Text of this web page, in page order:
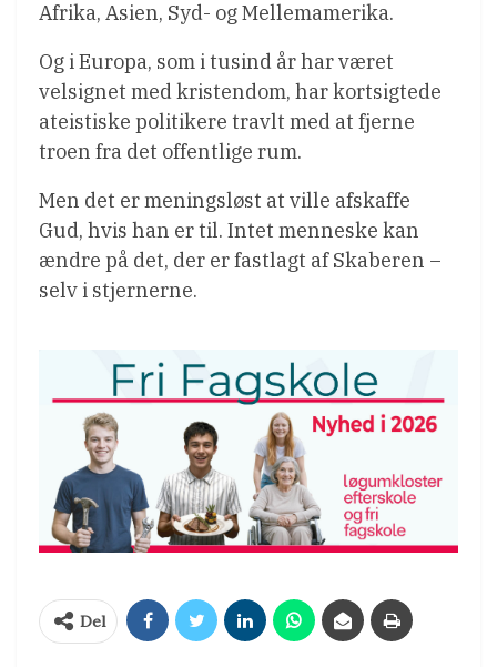
Afrika, Asien, Syd- og Mellemamerika.
Og i Europa, som i tusind år har været
velsignet med kristendom, har kortsigtede
ateistiske politikere travlt med at fjerne
troen fra det offentlige rum.
Men det er meningsløst at ville afskaffe
Gud, hvis han er til. Intet menneske kan
ændre på det, der er fastlagt af Skaberen –
selv i stjernerne.
Del